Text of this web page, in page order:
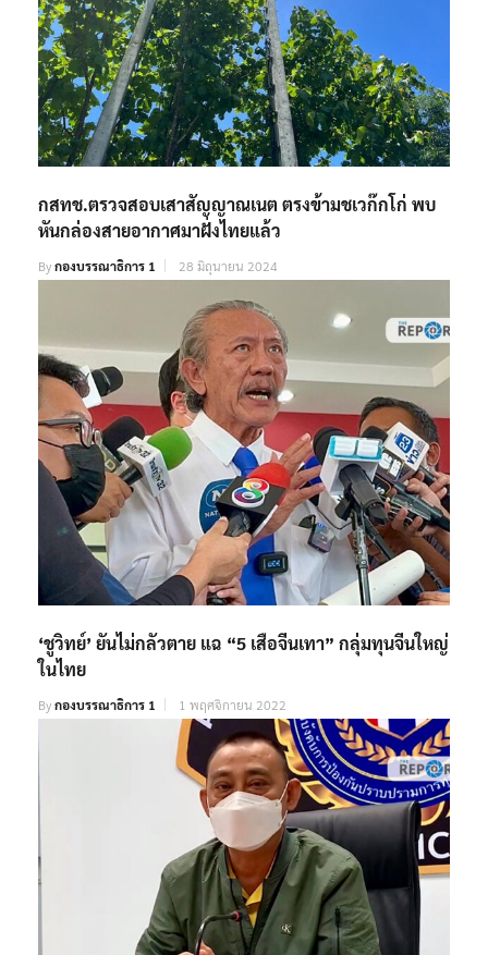
กสทช.ตรวจสอบเสาสัญญาณเนต ตรงข้ามชเวก๊กโก่ พบ
หันกล่องสายอากาศมาฝั่งไทยแล้ว
Byกองบรรณาธิการ 1 28 มิถุนายน 2024
‘ชูวิทย์’ ยันไม่กลัวตาย แฉ “5 เสือจีนเทา” กลุ่มทุนจีนใหญ่
ในไทย
Byกองบรรณาธิการ 1 1 พฤศจิกายน 2022